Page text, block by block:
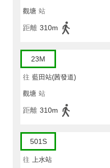
觀塘 站
距離 310m
23M
往 藍田站(茜發道)
觀塘 站
距離 310m
501S
往 上水站